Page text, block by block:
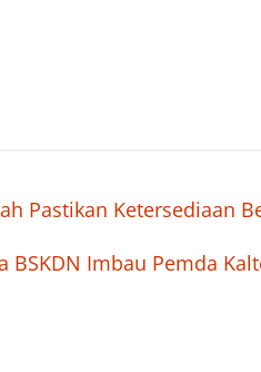
Pastikan Ketersediaan
Imbau Pemda